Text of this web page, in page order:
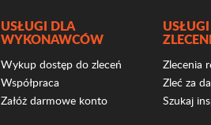
USŁUGI DLA
WYKONAWCÓW
Wykup dostęp do zleceń
Współpraca
Załóż darmowe konto
Zlecenia
Zleć za
Szukaj